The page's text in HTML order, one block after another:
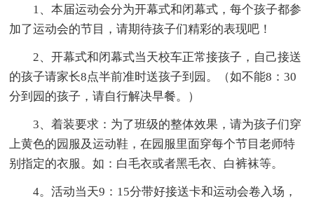
1、本届运动会分为开幕式和闭幕式，每个孩子都参
加了运动会的节目，请期待孩子们精彩的表现吧！
2、开幕式和闭幕式当天校车正常接孩子，自己接送
的孩子请家长8点半前准时送孩子到园。（如不能8：30
分到园的孩子，请自行解决早餐。）
3、着装要求：为了班级的整体效果，请为孩子们穿
上黄色的园服及运动鞋，在园服里面穿每个节目老师特
别指定的衣服。如：白毛衣或者黑毛衣、白裤袜等。
4。活动当天9：15分带好接送卡和运动会卷入场，